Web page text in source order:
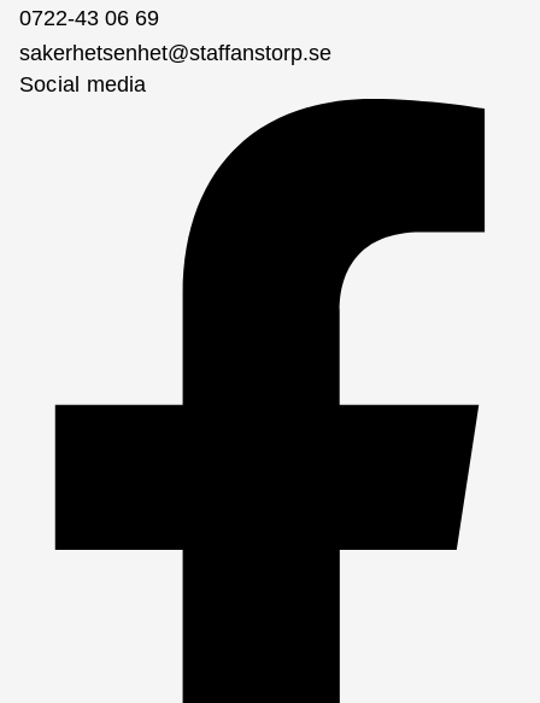
0722-43 06 69
sakerhetsenhet@staffanstorp.se
Social media